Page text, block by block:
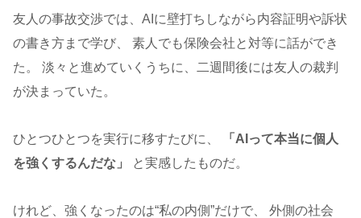
友人の事故交渉では、AIに壁打ちしながら内容証明や訴状
の書き方まで学び、 素人でも保険会社と対等に話ができ
た。 淡々と進めていくうちに、二週間後には友人の裁判
が決まっていた。
ひとつひとつを実行に移すたびに、
「AIって本当に個人
を強くするんだな」
と実感したものだ。
けれど、強くなったのは“私の内側”だけで、 外側の社会